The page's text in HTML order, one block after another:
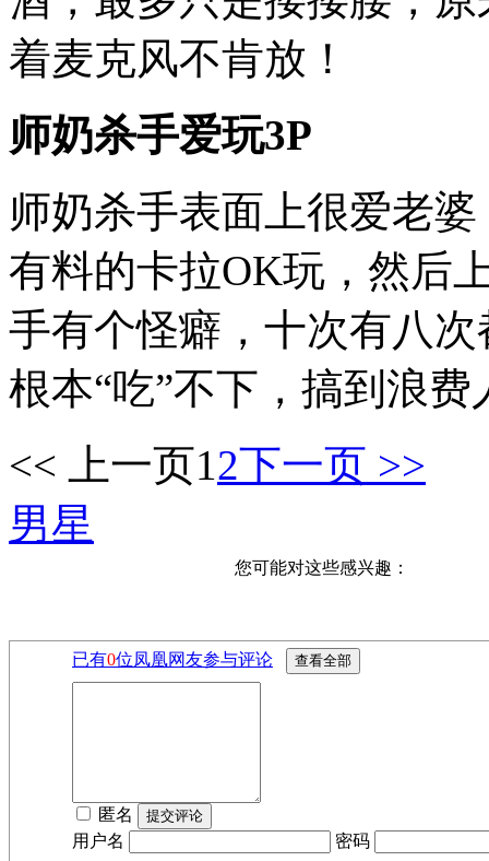
着麦克风不肯放！
师奶杀手爱玩3P
师奶杀手表面上很爱老
有料的卡拉OK玩，然后
手有个怪癖，十次有八
根本“吃”不下，搞到浪
<< 上一页12下一页 >>
男星
您可能对这些感兴趣：
已有0位凤凰网友参与评论
匿名
用户名
密码